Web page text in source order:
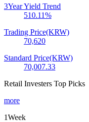
3Year Yield Trend
510.11%
Trading Price(KRW)
70,620
Standard Price(KRW)
70,007.33
Retail Investers Top Picks
more
1Week